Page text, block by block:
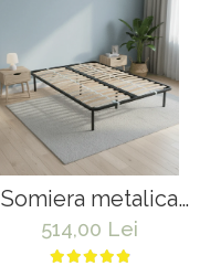
Somiera metalica
fixa pentru pat
dublu 160x200, 6
514,00 Lei